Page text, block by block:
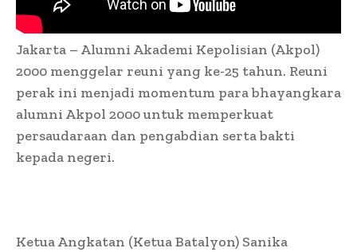
Jakarta – Alumni Akademi Kepolisian (Akpol)
2000 menggelar reuni yang ke-25 tahun. Reuni
perak ini menjadi momentum para bhayangkara
alumni Akpol 2000 untuk memperkuat
persaudaraan dan pengabdian serta bakti
kepada negeri.
Ketua Angkatan (Ketua Batalyon) Sanika